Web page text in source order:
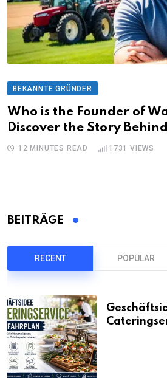
BEKANNTE GRÜNDER
Who is the Founder of
Discover the Story Behind
12 MINUTES READ 1731 VIEWS
BEITRÄGE
RECENT POPULAR